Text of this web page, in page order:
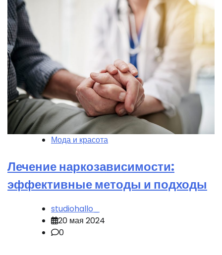
Мода и красота
Лечение наркозависимости:
эффективные методы и подходы
studiohallo_
20 мая 2024
0